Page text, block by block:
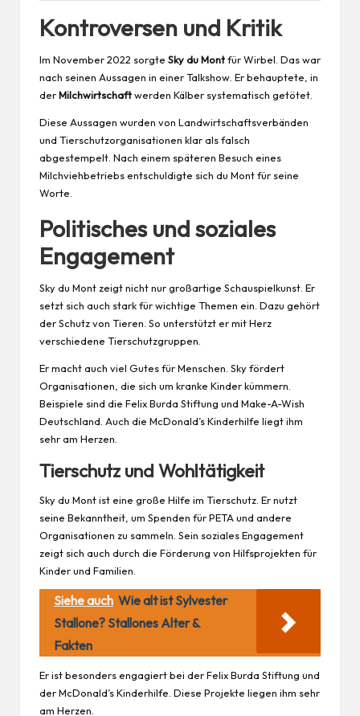
Kontroversen und Kritik
Im November 2022 sorgte Sky du Montfür Wirbel. Das war
nach seinen Aussagen in einer Talkshow. Er behauptete, in
derMilchwirtschaftwerden Kälber systematisch getötet.
Diese Aussagen wurden von Landwirtschaftsverbänden
und Tierschutzorganisationen klar als falsch
abgestempelt. Nach einem späteren Besuch eines
Milchviehbetriebs entschuldigte sich du Mont für seine
Worte.
Politisches und soziales
Engagement
Sky du Mont zeigt nicht nur großartige Schauspielkunst. Er
setzt sich auch stark für wichtige Themen ein. Dazu gehört
der Schutz von Tieren. So unterstützt er mit Herz
verschiedene Tierschutzgruppen.
Er macht auch viel Gutes für Menschen. Sky fördert
Organisationen, die sich um kranke Kinder kümmern.
Beispiele sind die Felix Burda Stiftung und Make-A-Wish
Deutschland. Auch die McDonald’s Kinderhilfe liegt ihm
sehr am Herzen.
Tierschutz und Wohltätigkeit
Sky du Mont ist eine große Hilfe im Tierschutz. Er nutzt
seine Bekanntheit, um Spenden für PETA und andere
Organisationen zu sammeln. Sein soziales Engagement
zeigt sich auch durch die Förderung von Hilfsprojekten für
Kinder und Familien.
Siehe auch Wie alt ist Sylvester
Stallone? Stallones Alter &
Fakten
Er ist besonders engagiert bei der Felix Burda Stiftung und
der McDonald’s Kinderhilfe. Diese Projekte liegen ihm sehr
am Herzen.